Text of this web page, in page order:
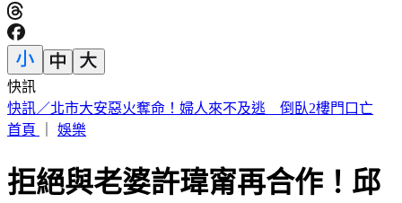
快訊
採購BNT疫苗遭詐逾10億 慈濟基金會發聲了
首頁
娛樂
拒絕與老婆許瑋甯再合作！邱